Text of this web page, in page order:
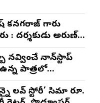
కనగరాజ్ గారు
: దర్శకుడు అరుణ్
నవ్వించే నాన్‌స్టాప్
ఉన్న పాత్రలో
: వరుణ్ తేజ్
లవ్ స్టోరీ’ సినిమా రూ.